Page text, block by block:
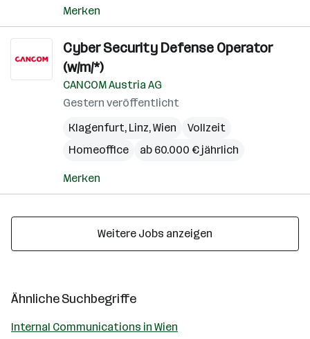
Merken
Cyber Security Defense Operator
(w/m/*)
CANCOM Austria AG
Gestern veröffentlicht
Klagenfurt, Linz,Wien
Vollzeit
Homeoffice
ab 60.000 € jährlich
Merken
Weitere Jobs anzeigen
Ähnliche Suchbegriffe
Internal Communications in Wien